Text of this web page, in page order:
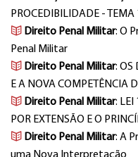
PROCEDIBILIDADE - TEMA
Direito Penal Militar: O
Penal Militar
Direito Penal Militar: OS
E A NOVA COMPETÊNCIA
Direito Penal Militar: LEI
POR EXTENSÃO E O
Direito Penal Militar: A
uma Nova Interpretação